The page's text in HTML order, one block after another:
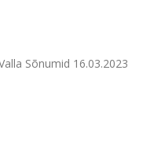
Sõnumid 16.03.2023